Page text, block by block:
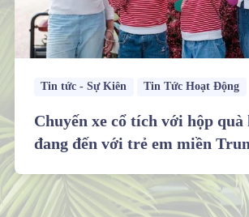
Tin tức - Sự Kiên Tin Tức Hoạt Động
Chuyến xe cổ tích với hộp quà
đang đến với trẻ em miền